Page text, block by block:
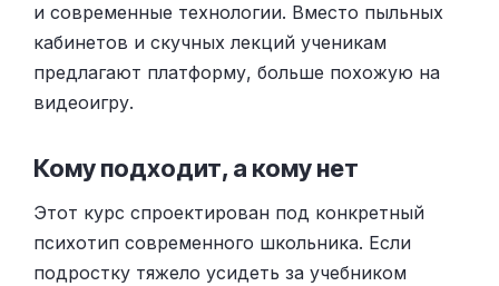
и современные технологии. Вместо пыльных
кабинетов и скучных лекций ученикам
предлагают платформу, больше похожую на
видеоигру.
Кому подходит, а кому нет
Этот курс спроектирован под конкретный
психотип современного школьника. Если
подростку тяжело усидеть за учебником